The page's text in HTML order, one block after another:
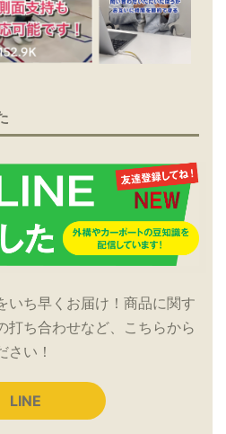
いち早くお届け！商品に関す
打ち合わせなど、こちらから
さい！
LINE